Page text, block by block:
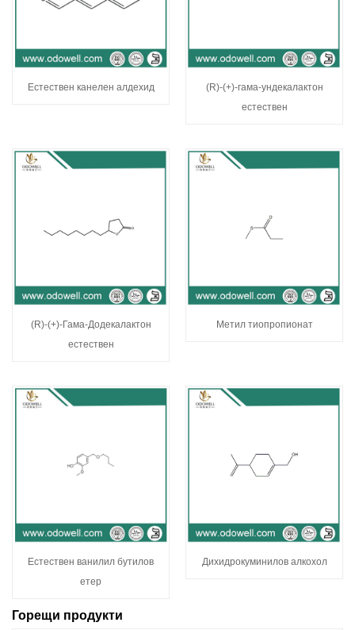
Естествен канелен алдехид
(R)-(+)-гама-ундекалактон
естествен
(R)-(+)-Гама-Додекалактон
естествен
Метил тиопропионат
Естествен ванилил бутилов
етер
Дихидрокуминилов алкохол
Горещи продукти